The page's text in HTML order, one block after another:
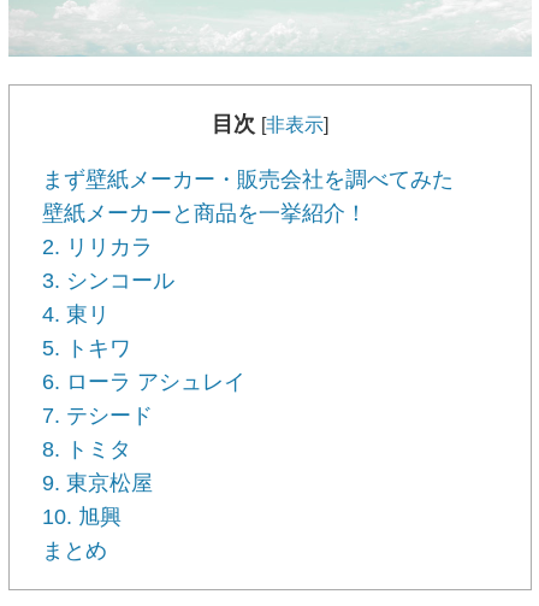
目次 [非表示]
まず壁紙メーカー・販売会社を調べてみた
壁紙メーカーと商品を一挙紹介！
2. リリカラ
3. シンコール
4. 東リ
5. トキワ
6. ローラ アシュレイ
7. テシード
8. トミタ
9. 東京松屋
10. 旭興
まとめ